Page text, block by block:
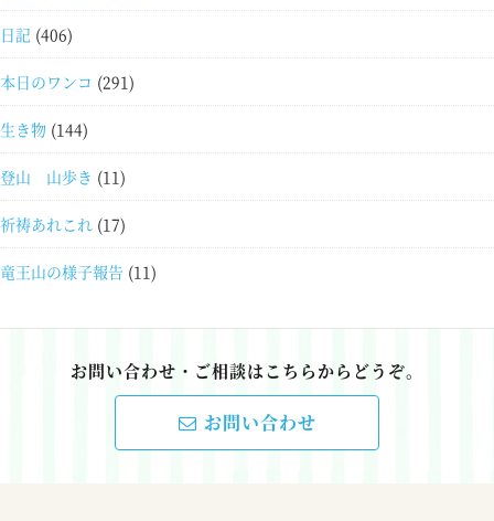
日記 (406)
本日のワンコ (291)
生き物 (144)
登山 山歩き (11)
祈祷あれこれ (17)
竜王山の様子報告 (11)
お問い合わせ・ご相談はこちらからどうぞ。
お問い合わせ